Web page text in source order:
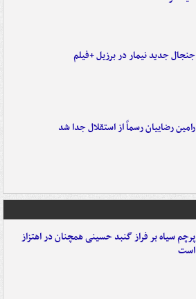
جنجال جدید نیمار در برزیل +فیلم
رامین رضاییان رسماً از استقلال جدا شد
پرچم سیاه بر فراز گنبد حسینی همچنان در اهتزاز
است